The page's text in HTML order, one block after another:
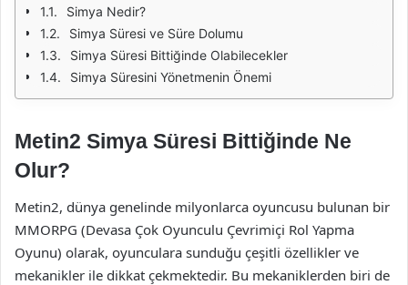
Simya Nedir?
Simya Süresi ve Süre Dolumu
Simya Süresi Bittiğinde Olabilecekler
Simya Süresini Yönetmenin Önemi
Metin2 Simya Süresi Bittiğinde Ne
Olur?
Metin2, dünya genelinde milyonlarca oyuncusu bulunan bir
MMORPG (Devasa Çok Oyunculu Çevrimiçi Rol Yapma
Oyunu) olarak, oyunculara sunduğu çeşitli özellikler ve
mekanikler ile dikkat çekmektedir. Bu mekaniklerden biri de